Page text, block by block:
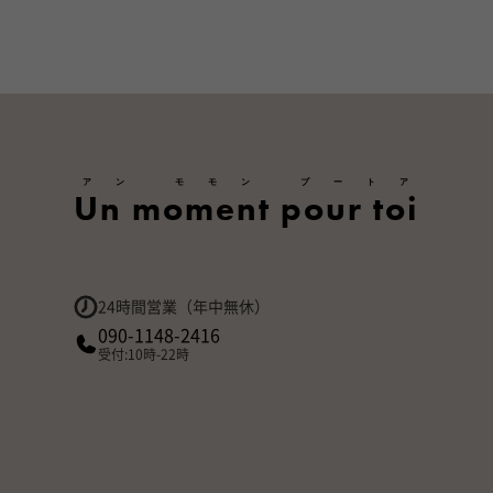
Un moment pour toi
アン モモン プートア
24時間営業（年中無休）
090-1148-2416
受付:10時-22時